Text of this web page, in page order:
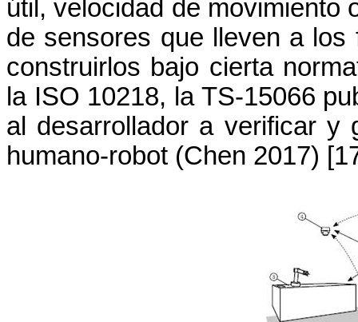
útil, velocidad de movimiento
de sensores que lleven a los
construirlos bajo cierta
la ISO 10218, la TS-15066
al desarrollador a verificar y
humano-robot (Chen 2017)